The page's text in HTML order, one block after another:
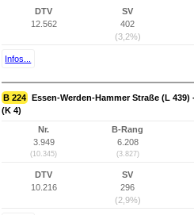
DTV
12.562
SV
402
(3,2%)
Infos...
B 224 Essen-Werden-Hammer Straße (L
(K 4)
Nr.
3.949
(10.345)
B-Rang
6.208
(3.827)
DTV
10.216
SV
296
(2,9%)